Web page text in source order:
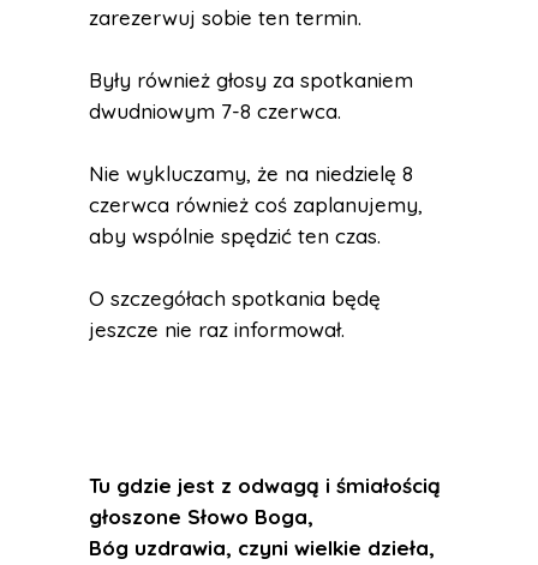
zarezerwuj sobie ten termin.
Były również głosy za spotkaniem
dwudniowym 7-8 czerwca.
Nie wykluczamy, że na niedzielę 8
czerwca również coś zaplanujemy,
aby wspólnie spędzić ten czas.
O szczegółach spotkania będę
jeszcze nie raz informował.
Tu gdzie jest z odwagą i śmiałością
głoszone Słowo Boga,
Bóg uzdrawia, czyni wielkie dzieła,